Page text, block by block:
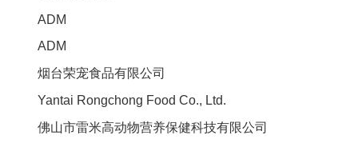
ADM
ADM
烟台荣宠食品有限公司
Yantai Rongchong Food Co., Ltd.
佛山市雷米高动物营养保健科技有限公司